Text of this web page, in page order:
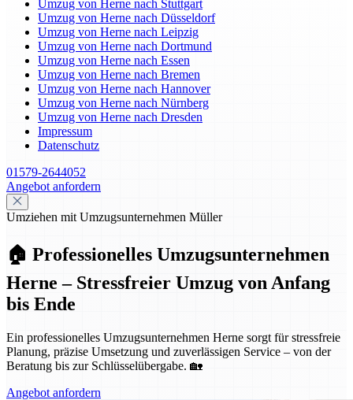
Umzug von Herne nach Stuttgart
Umzug von Herne nach Düsseldorf
Umzug von Herne nach Leipzig
Umzug von Herne nach Dortmund
Umzug von Herne nach Essen
Umzug von Herne nach Bremen
Umzug von Herne nach Hannover
Umzug von Herne nach Nürnberg
Umzug von Herne nach Dresden
Impressum
Datenschutz
01579-2644052
Angebot anfordern
Umziehen mit Umzugsunternehmen Müller
🏠 Professionelles Umzugsunternehmen
Herne – Stressfreier Umzug von Anfang
bis Ende
Ein professionelles Umzugsunternehmen Herne sorgt für stressfreie
Planung, präzise Umsetzung und zuverlässigen Service – von der
Beratung bis zur Schlüsselübergabe. 🏡
Angebot anfordern